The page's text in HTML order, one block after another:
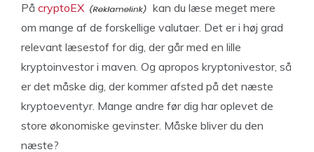
På cryptoEX
kan du læse meget mere
om mange af de forskellige valutaer. Det er i høj grad
relevant læsestof for dig, der går med en lille
kryptoinvestor i maven. Og apropos kryptonivestor, så
er det måske dig, der kommer afsted på det næste
kryptoeventyr. Mange andre før dig har oplevet de
store økonomiske gevinster. Måske bliver du den
næste?